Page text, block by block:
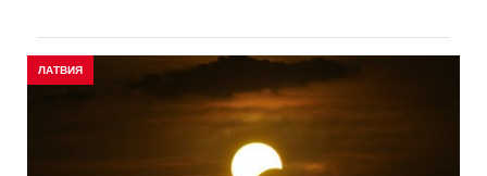
ЛАТВИЯ